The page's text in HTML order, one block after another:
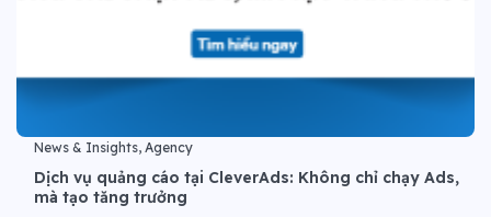
News & Insights, Agency
Dịch vụ quảng cáo tại CleverAds: Không chỉ chạy Ads,
mà tạo tăng trưởng